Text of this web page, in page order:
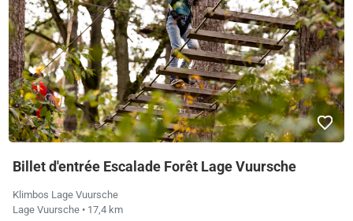
Billet d'entrée Escalade Forêt Lage Vuursche
Klimbos Lage Vuursche
Lage Vuursche • 17,4 km